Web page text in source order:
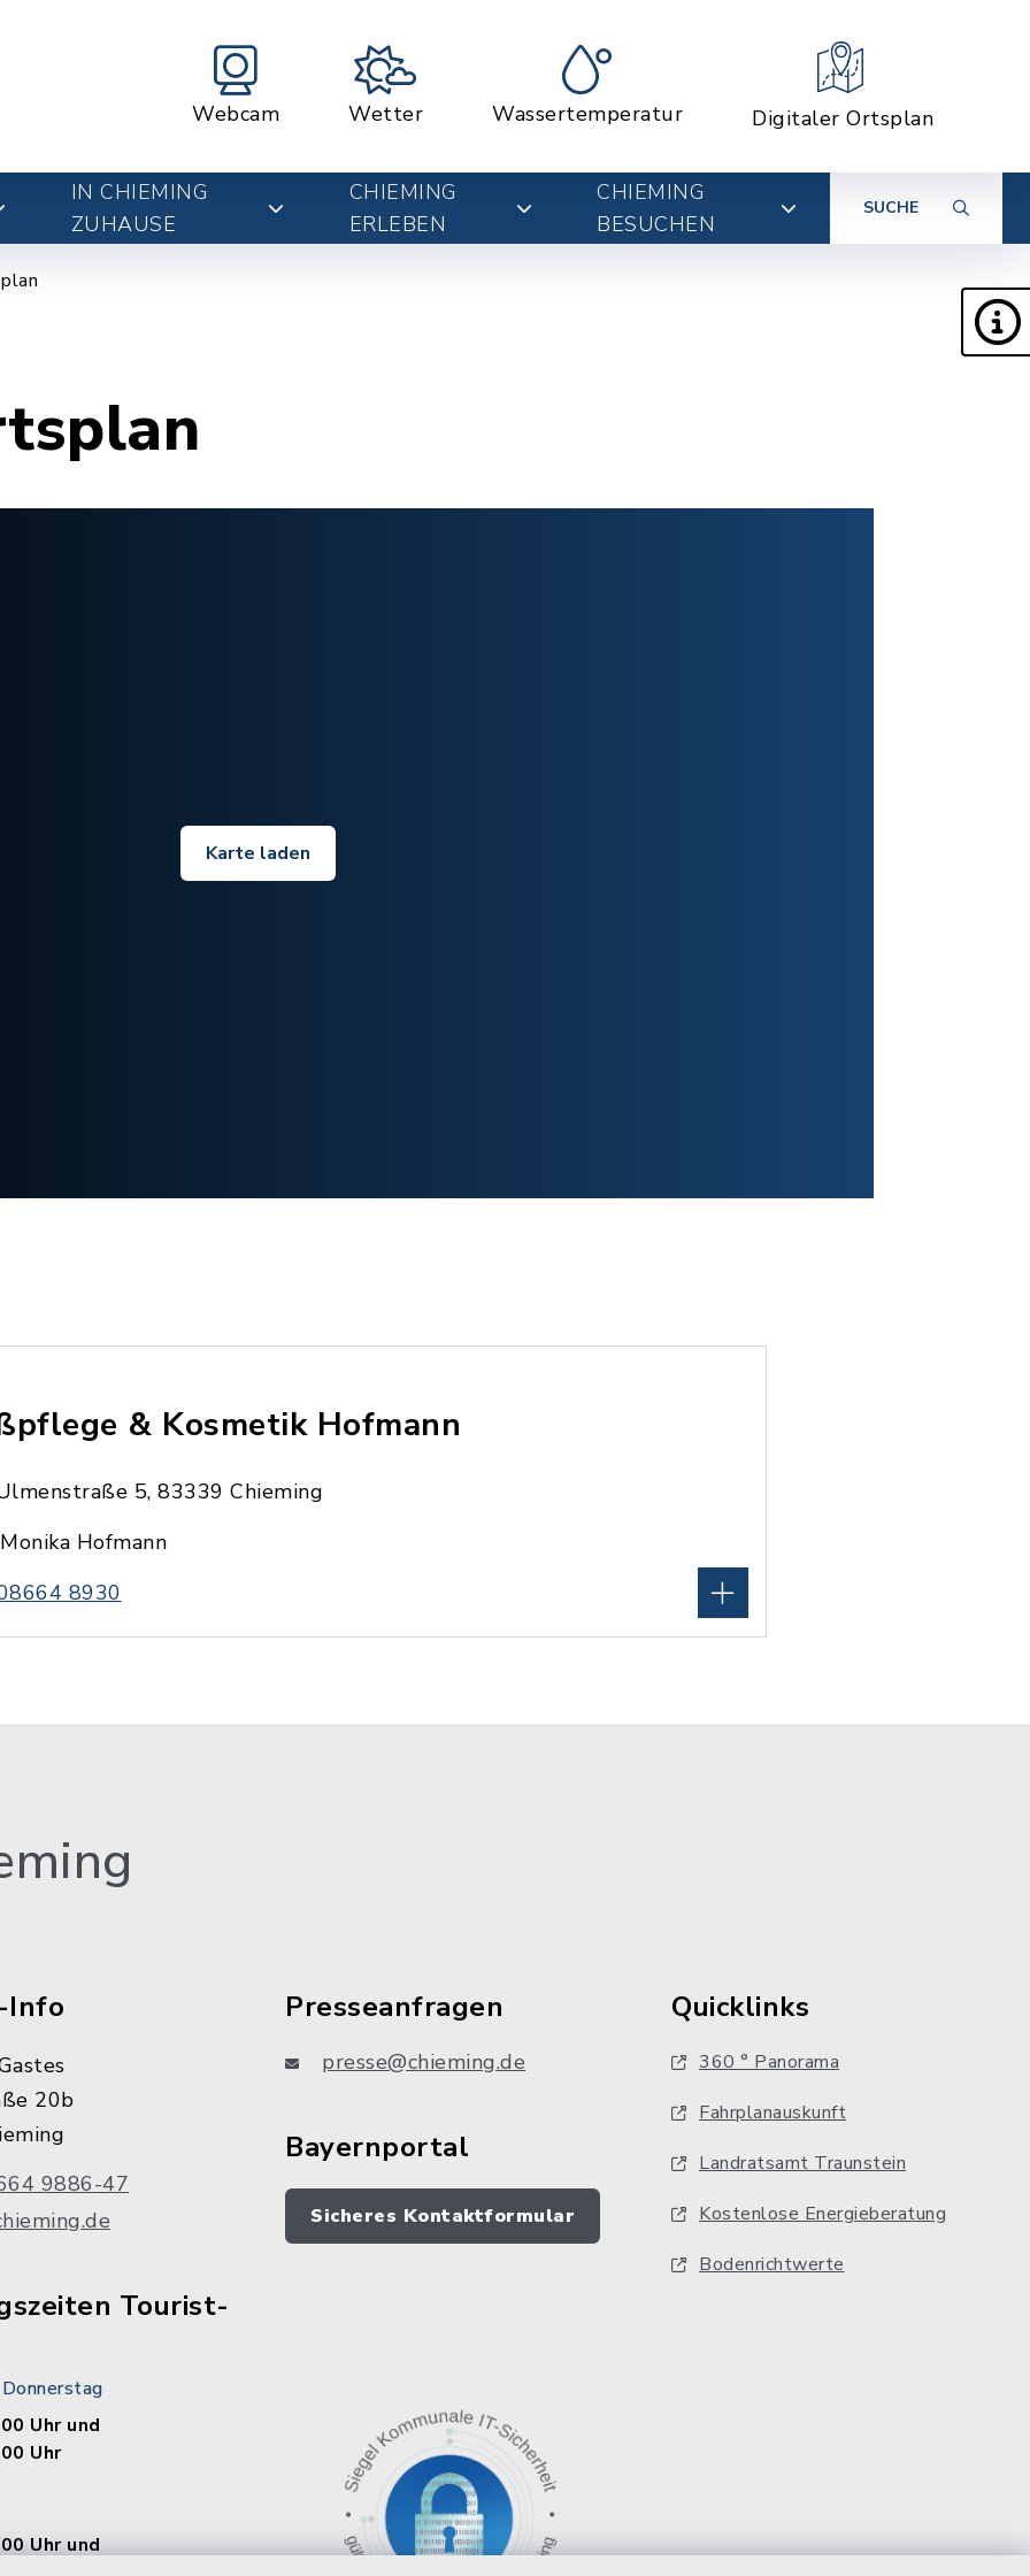
Webcam Wetter Wassertemperatur Digitaler Ortsplan
IN CHIEMING
ZUHAUSE
CHIEMING
ERLEBEN
CHIEMING
BESUCHEN
SUCHE
Karte laden
& Kosmetik Hofmann
5, 83339 Chieming
Hofmann
8930
Info
20b
9886-47
Tourist-
Uhr und
Uhr
Uhr und
Presseanfragen
presse@chieming.de
Bayernportal
Sicheres Kontaktformular
Quicklinks
360 ° Panorama
Fahrplanauskunft
Landratsamt Traunstein
Kostenlose Energieberatung
Bodenrichtwerte